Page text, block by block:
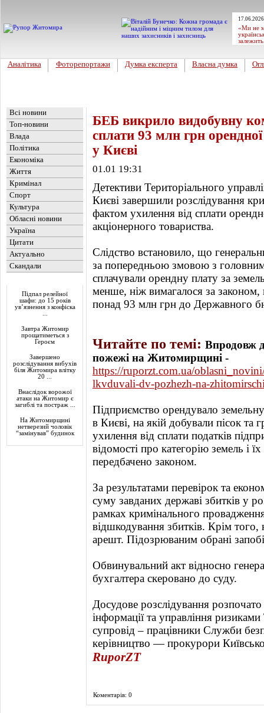
«Ми не
Аналітика Фоторепортажи Думка експерта Власна думка
Всі новини
Топ-новини
Влада
Політика
Економіка
Життя
Кримінал
Спорт
Культура
Обласні новини
Україна
Цитати
Актуально
Скандали
Підпал релейної
шафи: до 15 років
ув’язнення з конфіска
Завтра Житомир
прощатиметься з
Героєм
Завершено
розслідування вибухів
біля Житомира влітку
20 ...
Внаслідок ворожої
атаки на Житомир є
загиблі та постраж ...
На Житомирщині
нетверезий чоловік
“замінував” будинок
БЕБ викрило видобувну
сплати 93 млн грн
у Києві
01.01 19:31
Детективи Територіального
Києві завершили розслідування
фактом ухилення від сплати
акціонерного товариства.
Слідство встановило, що
за попередньою змовою з
сплачували орендну плату за
менше, ніж вимагалося за
понад 93 млн грн до Державного
Читайте по темі: Впродовж
пожежі на Житомирщині -
https://ruporzt.com.ua/
lkvduvali-dv-pozhezh-na-
Підприємство орендувало
в Києві, на якій добували пісок та
ухилення від сплати податків
відомості про категорію земель і
передбачено законом.
За результатами перевірок та
суму завданих державі збитків у
рамках кримінального
відшкодування збитків. Крім
арешт. Підозрюваним обрані
Обвинувальний акт відносно
бухгалтера скеровано до суду.
Досудове розслідування
інформації та управління
супровід – працівники Служби
керівництво — прокурори
RuporZT
Коментарів: 0